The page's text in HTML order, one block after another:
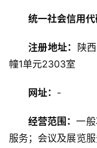
统一社会信用代
注册地址：
陕
幢1单元2303室
网址： -
经营范围：一
服务；会议及展览